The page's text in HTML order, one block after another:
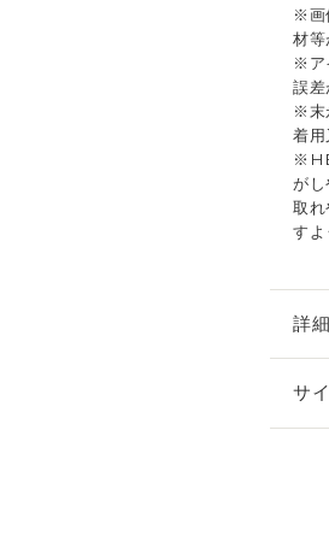
※画
材等
※ア
誤差
※末
着用
がし
取れ
すよ
詳細
サ